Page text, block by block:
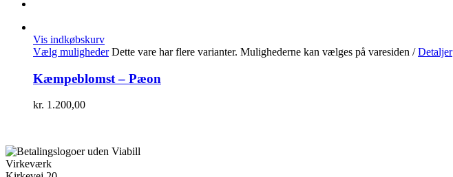
Vis indkøbskurv
Vælg muligheder Dette vare har flere varianter. Mulighederne kan vælges på varesiden / Detaljer
Kæmpeblomst – Pæon
kr. 1.200,00
Virkeværk